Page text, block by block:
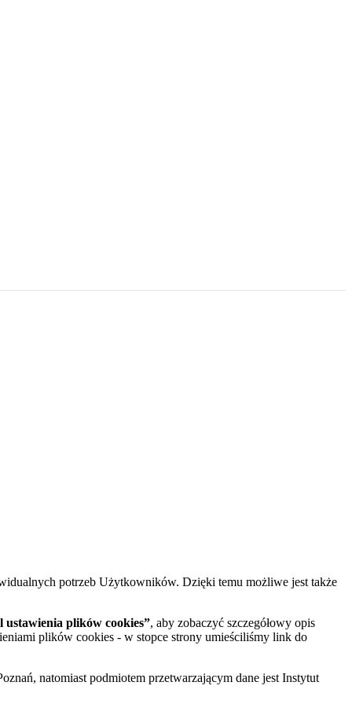
potrzeb Użytkowników. Dzięki temu możliwe jest także
ustawienia plików cookies”, aby zobaczyć szczegółowy opis
plików cookies - w stopce strony umieściliśmy link do
natomiast podmiotem przetwarzającym dane jest Instytut